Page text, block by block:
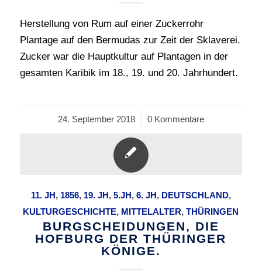
Herstellung von Rum auf einer Zuckerrohr
Plantage auf den Bermudas zur Zeit der Sklaverei.
Zucker war die Hauptkultur auf Plantagen in der
gesamten Karibik im 18., 19. und 20. Jahrhundert.
24. September 2018
/ 0 Kommentare
11. JH, 1856, 19. JH, 5.JH, 6. JH, DEUTSCHLAND,
KULTURGESCHICHTE, MITTELALTER,THÜRINGEN
BURGSCHEIDUNGEN, DIE
HOFBURG DER THÜRINGER
KÖNIGE.